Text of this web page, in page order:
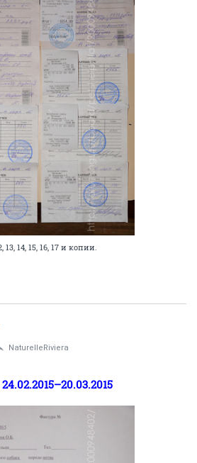
13, 14, 15, 16, 17 и копии.
NaturelleRiviera